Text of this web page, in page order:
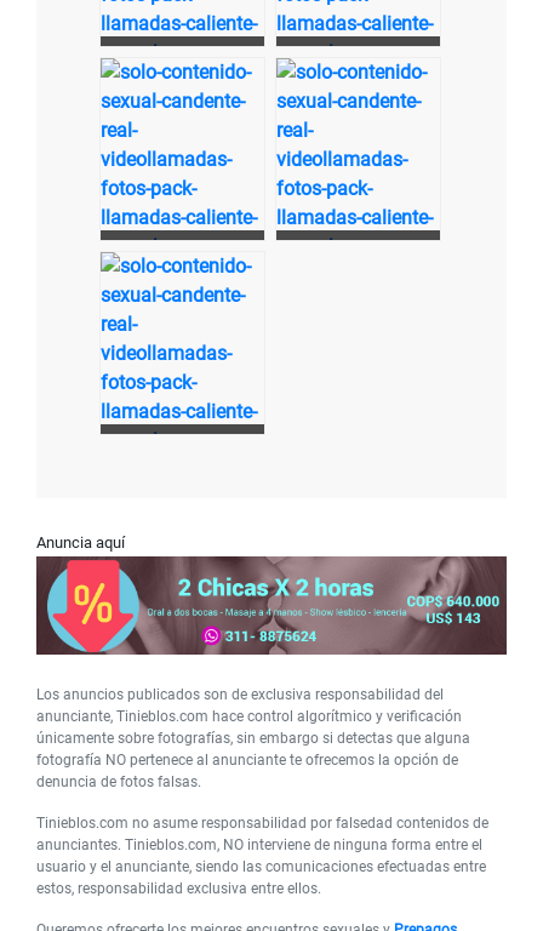
Anuncia aquí
Los anuncios publicados son de exclusiva responsabilidad del
anunciante, Tinieblos.com hace control algorítmico y verificación
únicamente sobre fotografías, sin embargo si detectas que alguna
fotografía NO pertenece al anunciante te ofrecemos la opción de
denuncia de fotos falsas.
Tinieblos.com no asume responsabilidad por falsedad contenidos de
anunciantes. Tinieblos.com, NO interviene de ninguna forma entre el
usuario y el anunciante, siendo las comunicaciones efectuadas entre
estos, responsabilidad exclusiva entre ellos.